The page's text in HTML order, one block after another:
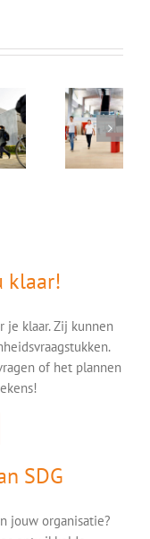
klaar!
je klaar. Zij kunnen
of het plannen
SDG
jouw organisatie?